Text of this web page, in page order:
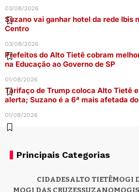
03/08/2026
Suzano vai ganhar hotel da rede Ibis
Centro
03/08/2026
Prefeitos do Alto Tietê cobram
na Educação ao Governo de SP
01/08/2026
Tarifaço de Trump coloca Alto Tietê
alerta; Suzano é a 6ª mais afetada
01/08/2026
Principais Categorias
CIDADESALTO TIETÊMOGI
MOGI DAS CRUZESSUZANOMOGI